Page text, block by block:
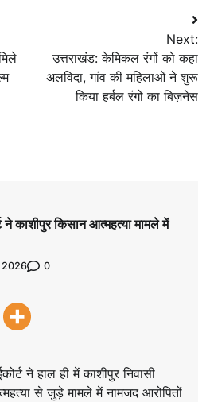
Next:
उत्तराखंड: केमिकल रंगों को कहा
अलविदा, गांव की महिलाओं ने शुरू
किया हर्बल रंगों का बिज़नेस
ने काशीपुर किसान आत्महत्या मामले में
2026 0
ने हाल ही में काशीपुर निवासी
से जुड़े मामले में नामजद आरोपितों